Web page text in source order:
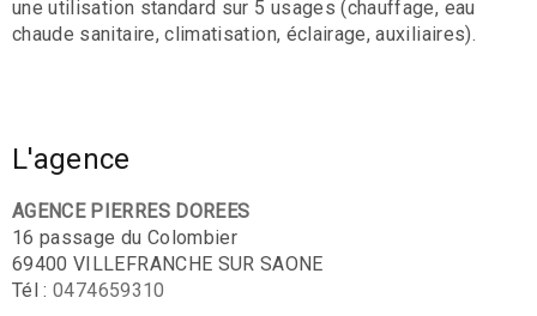
une utilisation standard sur 5 usages (chauffage, eau
chaude sanitaire, climatisation, éclairage, auxiliaires).
L'agence
AGENCE PIERRES DOREES
16 passage du Colombier
69400 VILLEFRANCHE SUR SAONE
Tél :0474659310